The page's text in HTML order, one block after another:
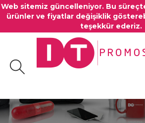
Web sitemiz güncelleniyor. Bu
ürünler ve fiyatlar değişiklik
teşekkür ederiz.